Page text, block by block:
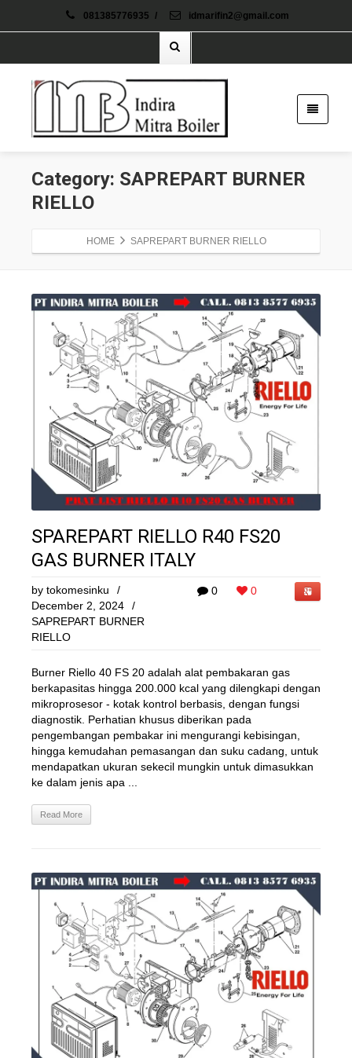
081385776935 / idmarifin2@gmail.com
Category: SAPREPART BURNER
RIELLO
HOME SAPREPART BURNER RIELLO
SPAREPART RIELLO R40 FS20
GAS BURNER ITALY
0 0
by tokomesinku
/
December 2, 2024
/
SAPREPART BURNER
RIELLO
Burner Riello 40 FS 20 adalah alat pembakaran gas
berkapasitas hingga 200.000 kcal yang dilengkapi dengan
mikroprosesor - kotak kontrol berbasis, dengan fungsi
diagnostik. Perhatian khusus diberikan pada
pengembangan pembakar ini mengurangi kebisingan,
hingga kemudahan pemasangan dan suku cadang, untuk
mendapatkan ukuran sekecil mungkin untuk dimasukkan
ke dalam jenis apa ...
Read More